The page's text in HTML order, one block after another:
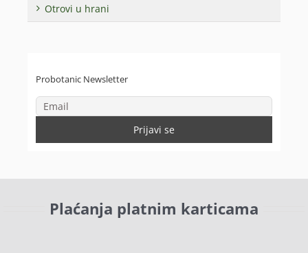
Otrovi u hrani
Probotanic Newsletter
Plaćanja platnim karticama